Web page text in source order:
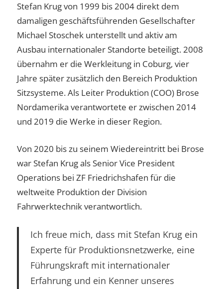
Stefan Krug von 1999 bis 2004 direkt dem
damaligen geschäftsführenden Gesellschafter
Michael Stoschek unterstellt und aktiv am
Ausbau internationaler Standorte beteiligt. 2008
übernahm er die Werkleitung in Coburg, vier
Jahre später zusätzlich den Bereich Produktion
Sitzsysteme. Als Leiter Produktion (COO) Brose
Nordamerika verantwortete er zwischen 2014
und 2019 die Werke in dieser Region.
Von 2020 bis zu seinem Wiedereintritt bei Brose
war Stefan Krug als Senior Vice President
Operations bei ZF Friedrichshafen für die
weltweite Produktion der Division
Fahrwerktechnik verantwortlich.
Ich freue mich, dass mit Stefan Krug ein
Experte für Produktionsnetzwerke, eine
Führungskraft mit internationaler
Erfahrung und ein Kenner unseres